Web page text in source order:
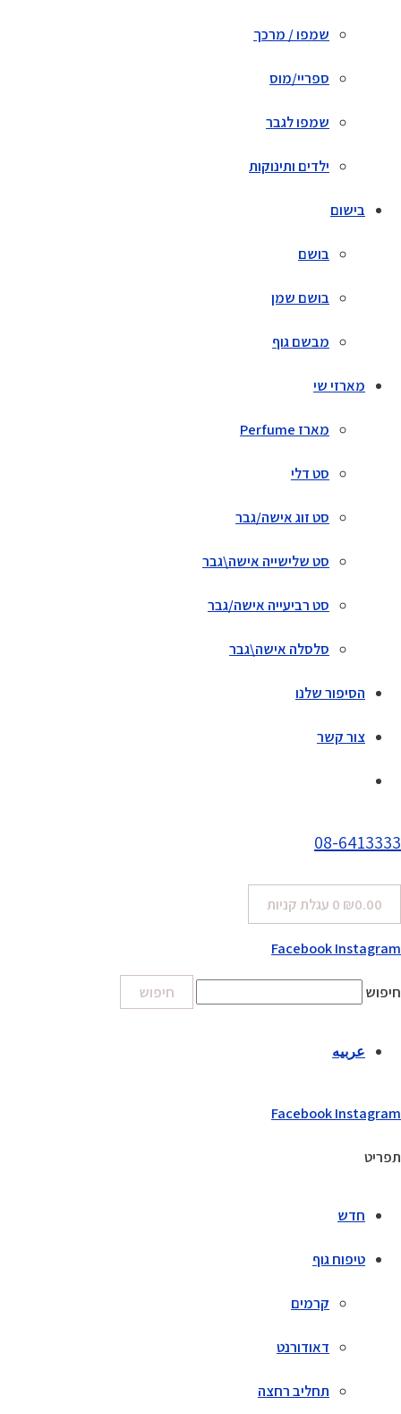
שמפו / מרכך
ספריי/מוס
שמפו לגבר
ילדים ותינוקות
בישום
בושם
בושם שמן
מבשם גוף
מארזי שי
מארז Perfume
סט דלי
סט זוג אישה/גבר
סט שלישייה אישה\גבר
סט רביעייה אישה/גבר
סלסלה אישה\גבר
הסיפור שלנו
צור קשר
08-6413333
₪0.00
0 עגלת קניות
FacebookInstagram
חיפוש חיפוש
عربيه
FacebookInstagram
תפריט
חדש
טיפוח גוף
קרמים
דאודורנט
תחליב רחצה